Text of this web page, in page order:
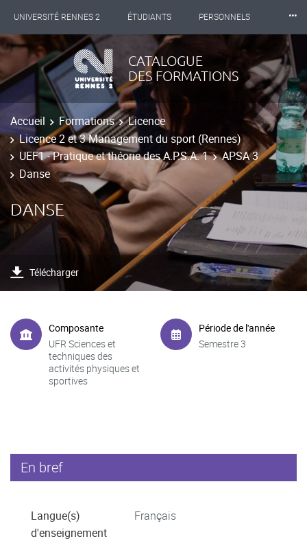
UNIVERSITÉ RENNES 2 ÉTUDIANTS PERSONNELS
INTERNATIONAL PROFESSIONNELS BIBLIOTHÈQUES
LES NOUVELLES DE RENNES 2
⸱⸱⸱
CATALOGUE
DES FORMATIONS
Accueil Formations
Licence
Licence 2 et 3 Management du sport (Rennes)
UEF1 - Pratique et théorie des A.P.S.A. 1
APSA 3
Danse
DANSE
Télécharger
Composante
UFR Sciences et
techniques des
activités physiques et
sportives
Période de l'année
Semestre 3
En bref
Langue(s)
d'enseignement
Français